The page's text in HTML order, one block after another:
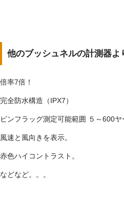
他のブッシュネルの計測器
倍率7倍！
完全防水構造（IPX7）
ピンフラッグ測定可能範囲 ５～600ヤ
風速と風向きを表示。
赤色ハイコントラスト。
などなど。。。